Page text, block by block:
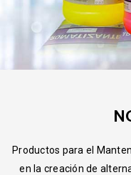
Productos para el
en la creación de